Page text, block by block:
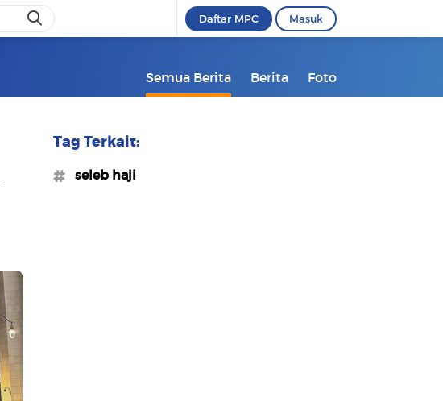
Daftar MPC Masuk
Semua Berita Berita Foto
Tag Terkait:
#seleb haji